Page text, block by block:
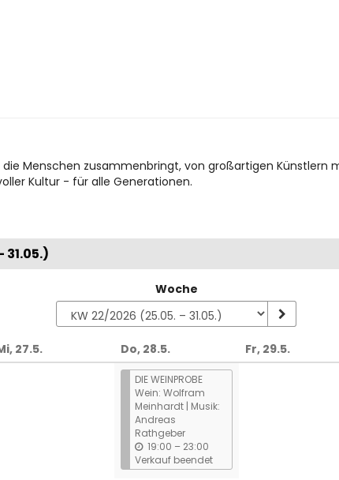
Menschen zusammenbringt, von großartigen
Kultur - für alle Generationen.
Woche
27.5. Do, 28.5.
DIE WEINPROBE
Wein: Wolfram
Meinhardt | Musik:
Andreas
Rathgeber
19:00 –b
i
s
23:00
Verkauf beendet
Fr, 29.5.